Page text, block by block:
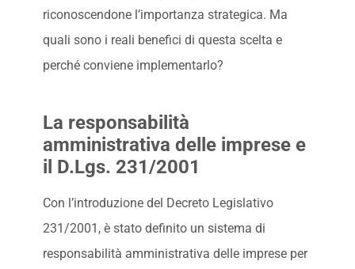
riconoscendone l’importanza strategica. Ma
quali sono i reali benefici di questa scelta e
perché conviene implementarlo?
La responsabilità
amministrativa delle imprese e
il D.Lgs. 231/2001
Con l’introduzione del Decreto Legislativo
231/2001, è stato definito un sistema di
responsabilità amministrativa delle imprese per